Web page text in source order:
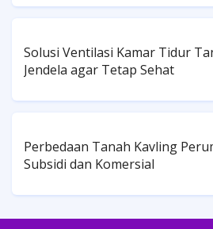
Solusi Ventilasi Kamar Tidur
Jendela agar Tetap Sehat
Perbedaan Tanah Kavling
Subsidi dan Komersial